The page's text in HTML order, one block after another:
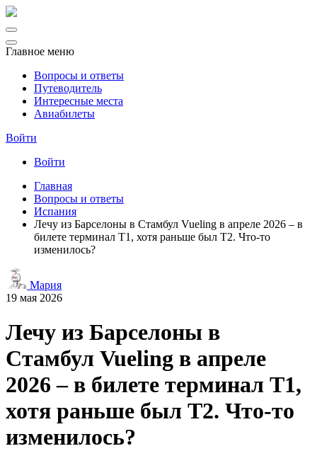
Главное меню
Вопросы и ответы
Путеводитель
Интересные места
Авиабилеты
Войти
Войти
Главная
Вопросы и ответы
Испания
Лечу из Барселоны в Стамбул Vueling в апреле 2026 – в
билете терминал T1, хотя раньше был T2. Что-то
изменилось?
Мария
19 мая 2026
Лечу из Барселоны в
Стамбул Vueling в апреле
2026 – в билете терминал T1,
хотя раньше был T2. Что-то
изменилось?